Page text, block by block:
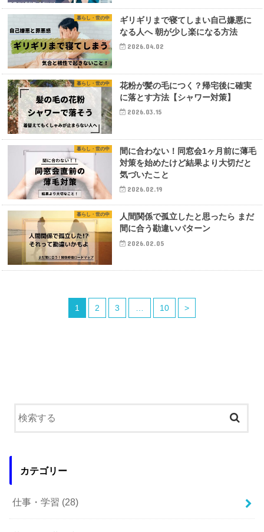
暮らし・世の中
ギリギリまで寝てしまい自己嫌悪に
なる人へ 朝が少し楽になる方法
2026.04.02
暮らし・世の中
花粉が髪の毛につく？帰宅後に確実
に落とす方法【シャワー対策】
2026.03.15
暮らし・世の中
間に合わない！同窓会1ヶ月前に薄毛
対策を始めたけど結果より大切だと
気づいたこと
2026.02.19
暮らし・世の中
人間関係で孤立したと思ったら まだ
間に合う勘違いパターン
2026.02.05
1 2 3 10 >
カテゴリー
仕事・学習 (28)